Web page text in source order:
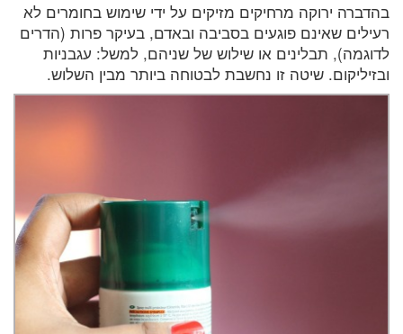
בהדברה ירוקה מרחיקים מזיקים על ידי שימוש בחומרים לא
רעילים שאינם פוגעים בסביבה ובאדם, בעיקר פרות (הדרים
לדוגמה), תבלינים או שילוש של שניהם, למשל: עגבניות
ובזיליקום. שיטה זו נחשבת לבטוחה ביותר מבין השלוש.